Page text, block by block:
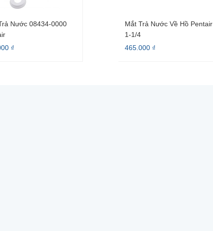
Nước 08434-0000
₫
Mắt Trả Nước Về Hồ Pentair
1-1/4
465.000 ₫